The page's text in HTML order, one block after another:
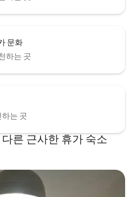
문화
하는 곳
는 곳
른 근사한 휴가 숙소